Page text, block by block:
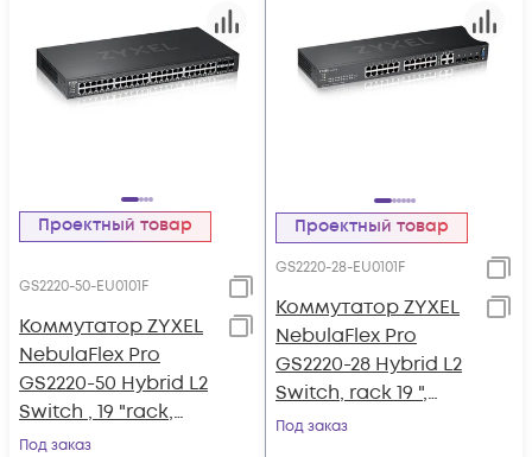
Проектный товар
GS2220-50-EU0101F
Коммутатор ZYXEL
NebulaFlex Pro
GS2220-50 Hybrid L2
Switch , 19 "rack,
44xGE, 4 combo
Под заказ
Проектный товар
GS2220-28-EU0101F
Коммутатор ZYXEL
NebulaFlex Pro
GS2220-28 Hybrid L2
Switch, rack 19 ",
24xGE, 4xCombo
Под заказ